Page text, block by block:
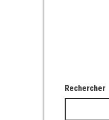
Rechercher